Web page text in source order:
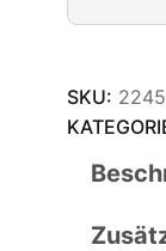
p
l
i
SKU: